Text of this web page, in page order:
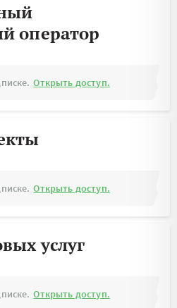
оператор
Открыть доступ.
Открыть доступ.
услуг
Открыть доступ.